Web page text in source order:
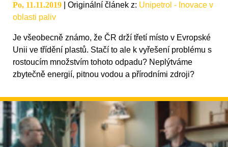
Po, 11.11.2019 Originální článek z: Unipetrol - Inovace v
oblasti paliv
Je všeobecně známo, že ČR drží třetí místo v Evropské
Unii ve třídění plastů. Stačí to ale k vyřešení problému s
rostoucím množstvím tohoto odpadu? Neplýtváme
zbytečně energií, pitnou vodou a přírodními zdroji?